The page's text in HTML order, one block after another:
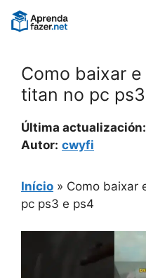
Pular
para
Como baixar
titan no pc
Última actualización:
Autor: cwyfi
Início » Como baixar
pc ps3 e ps4